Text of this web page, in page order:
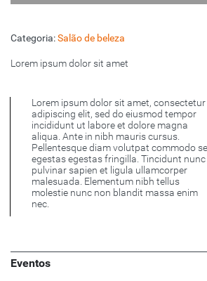
Categoria:Salão de beleza
Lorem ipsum dolor sit amet
Lorem ipsum dolor sit amet, consectetur
adipiscing elit, sed do eiusmod tempor
incididunt ut labore et dolore magna
aliqua. Ante in nibh mauris cursus.
Pellentesque diam volutpat commodo
egestas egestas fringilla. Tincidunt nunc
pulvinar sapien et ligula ullamcorper
malesuada. Elementum nibh tellus
molestie nunc non blandit massa enim
nec.
Eventos